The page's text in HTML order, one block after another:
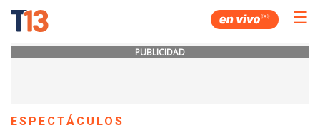
☰
PUBLICIDAD
ESPECTÁCULOS